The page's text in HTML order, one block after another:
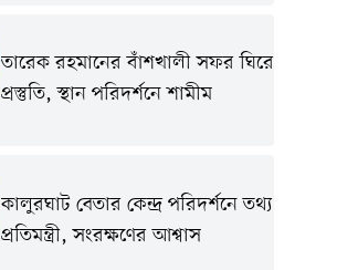
তারেক রহমানের বাঁশখালী সফর ঘিরে
প্রস্তুতি, স্থান পরিদর্শনে শামীম
কালুরঘাট বেতার কেন্দ্র পরিদর্শনে তথ্য
প্রতিমন্ত্রী, সংরক্ষণের আশ্বাস